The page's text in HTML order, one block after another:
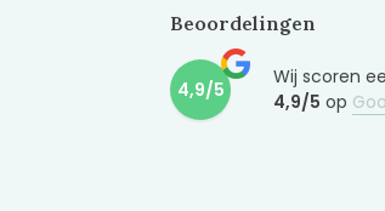
Beoordelingen
4,9/5
Wij scoren
4,9/5 op